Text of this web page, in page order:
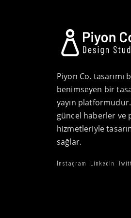
Piyon Co.
benimseyen bir
yayın
güncel haberler ve
hizmetleriyle
sağlar.
Instagram LinkedIn